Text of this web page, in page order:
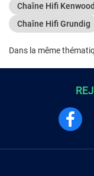
Chaîne Hifi Kenwood
Chaîne Hifi Grundig
Dans la même